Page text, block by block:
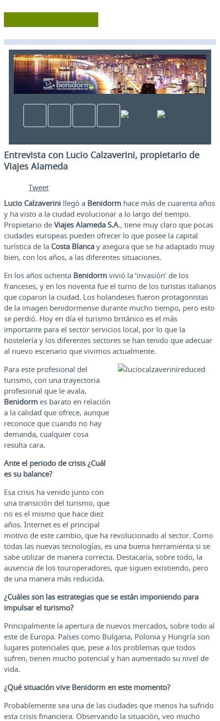
Entrevista con Lucio Calzaverini, propietario de
Viajes Alameda
Tweet
Lucio Calzaverini llegó a Benidorm hace más de cuarenta años
y ha visto a la ciudad evolucionar a lo largo del tiempo.
Propietario de Viajes Alameda S.A., tiene muy claro que pocas
ciudades europeas pueden ofrecer lo que posee la capital
turística de la Costa Blanca y asegura que se ha adaptado muy
bien, con los años, a las diferentes situaciones.
En los años ochenta Benidorm vivió la ‘invasión’ de los
franceses, y en los noventa fue el turno de los turistas italianos
que coparon la ciudad. Los holandeses fueron protagonistas
de la imagen benidormense durante mucho tiempo, pero esto
se perdió. Hoy en día el turismo británico es el más
importante para el sector servicios local, por lo que la
hostelería y los diferentes sectores se han tenido que adecuar
al nuevo escenario que vivimos actualmente.
Para este profesional del
turismo, con una trayectoria
profesional que le avala,
Benidorm es barato en relación
a la calidad que ofrece, aunque
reconoce que cuando no hay
demanda, cualquier cosa
resulta cara.
Ante el periodo de crisis ¿Cuál
es su balance?
Esa crisis ha venido junto con
una transición del turismo, que
no es el mismo que hace diez
años. Internet es el principal
motivo de este cambio, que ha revolucionado al sector. Como
todas las nuevas tecnologías, es una buena herramienta si se
sabe utilizar de manera correcta. Destacaría, sobre todo, la
ausencia de los touroperadores, que siguen existiendo, pero
de una manera más reducida.
¿Cuáles son las estrategias que se están imponiendo para
impulsar el turismo?
Principalmente la apertura de nuevos mercados, sobre todo al
este de Europa. Países como Bulgaria, Polonia y Hungría son
lugares potenciales que, pese a los problemas que todos
sufren, tienen mucho potencial y han aumentado su nivel de
vida.
¿Qué situación vive Benidorm en este momento?
Probablemente sea una de las ciudades que menos ha sufrido
esta crisis financiera. Observando la situación, veo mucho